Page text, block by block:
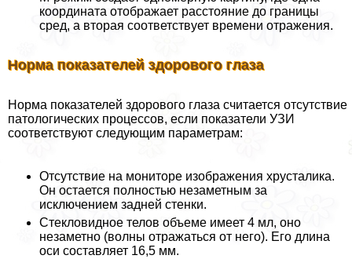
координата отображает расстояние до границы
сред, а вторая соответствует времени отражения.
Норма показателей здорового глаза
Норма показателей здорового глаза считается отсутствие
патологических процессов, если показатели УЗИ
соответствуют следующим параметрам:
Отсутствие на мониторе изображения хрусталика.
Он остается полностью незаметным за
исключением задней стенки.
Стекловидное телов объеме имеет 4 мл, оно
незаметно (волны отражаться от него). Его длина
оси составляет 16,5 мм.